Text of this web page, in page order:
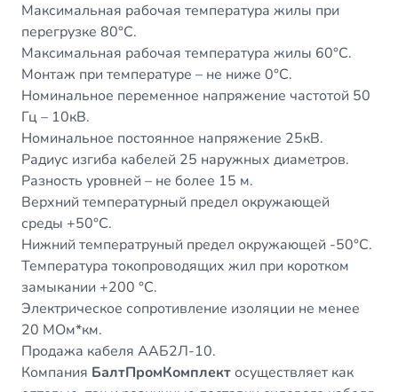
Максимальная рабочая температура жилы при
перегрузке 80°С.
Максимальная рабочая температура жилы 60°С.
Монтаж при температуре – не ниже 0°C.
Номинальное переменное напряжение частотой 50
Гц – 10кВ.
Номинальное постоянное напряжение 25кВ.
Радиус изгиба кабелей 25 наружных диаметров.
Разность уровней – не более 15 м.
Верхний температурный предел окружающей
среды +50°C.
Нижний температруный предел окружающей -50°C.
Температура токопроводящих жил при коротком
замыкании +200 °С.
Электрическое сопротивление изоляции не менее
20 МОм*км.
Продажа кабеля ААБ2Л-10.
Компания БалтПромКомплектосуществляет как